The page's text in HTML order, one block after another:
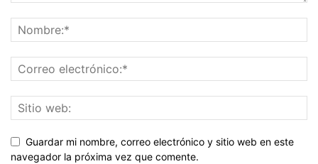
Guardar mi nombre, correo electrónico y sitio web en este
navegador la próxima vez que comente.